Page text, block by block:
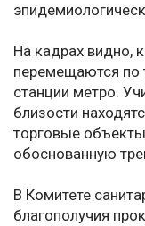
На кадрах видно,
перемещаются по
станции метро.
близости
торговые
обоснованную
В Комитете
благополучия